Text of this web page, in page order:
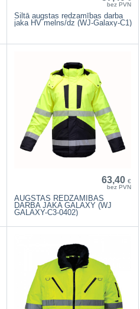
bez PVN
Siltā augstas redzamības darba
jaka HV melns/dz (WJ-Galaxy-C1)
63,40 €
bez PVN
AUGSTAS REDZAMĪBAS
DARBA JAKA GALAXY (WJ
GALAXY-C3-0402)